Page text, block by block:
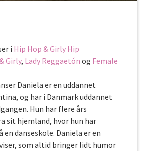
i Hip Hop & Girly Hip
Girly, Lady Reggaetón og Female
Daniela er en uddannet
og har i Danmark uddannet
Hun har flere års
sit hjemland, hvor hun har
en danseskole. Daniela er en
som altid bringer lidt humor